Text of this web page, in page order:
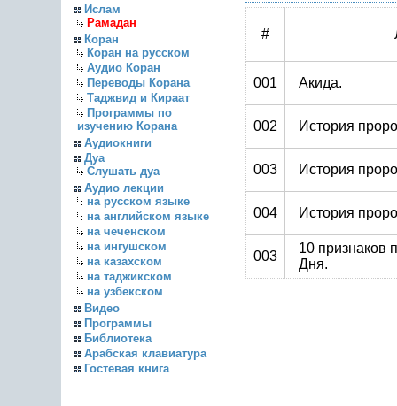
Ислам
Рамадан
Коран
Коран на русском
Аудио Коран
Переводы Корана
Таджвид и Кираат
Программы по
изучению Корана
Аудиокниги
Дуа
Слушать дуа
Аудио лекции
на русском языке
на английском языке
на чеченском
на ингушском
на казахском
на таджикском
на узбекском
Видео
Программы
Библиотека
Арабская клавиатура
Гостевая книга
#
001 Акида.
002 История
003 История
004 История
003
10 признаков
Дня.